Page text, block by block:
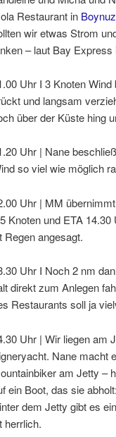
Restaurant in
wir etwas Strom
– laut Bay
Uhr I 3 Knoten
und langsam
über der Küste hing
Uhr | Nane
so viel wie möglich
Uhr | MM
Knoten und ETA
Regen angesagt.
Uhr I Noch 2 nm
direkt zum Anlegen
Restaurants soll ja
Uhr | Wir liegen am
Nane macht
am Jetty –
ein Boot, das sie
dem Jetty gibt es
herrlich.